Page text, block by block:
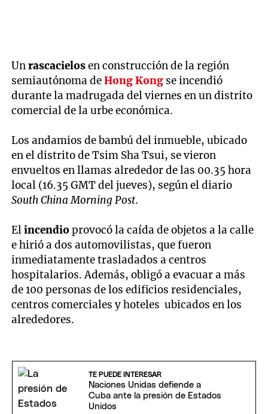
Unrascacielosen construcción de la región
semiautónoma deHong Kong se incendió
durante la madrugada del viernes en un distrito
comercial de la urbe económica.
Los andamios de bambú del inmueble, ubicado
en el distrito de Tsim Sha Tsui, se vieron
envueltos en llamas alrededor de las 00.35 hora
local (16.35 GMT del jueves), según el diario
South China Morning Post.
Elincendioprovocó la caída de objetos a la calle
e hirió a dos automovilistas, que fueron
inmediatamente trasladados a centros
hospitalarios. Además, obligó a evacuar a más
de 100 personas de los edificios residenciales,
centros comerciales y hoteles ubicados en los
alrededores.
TE PUEDE INTERESAR
Naciones Unidas defiende a
Cuba ante la presión de Estados
Unidos